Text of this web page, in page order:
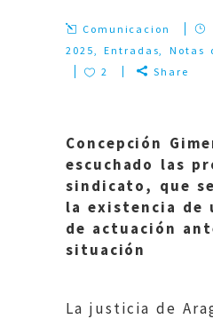
Comunicacion
2025,Entradas, Notas
2
Share
Concepción
escuchado las
sindicato, que
la existencia de
de actuación
situación
La justicia de